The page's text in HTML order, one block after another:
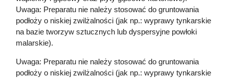
Uwaga: Preparatu nie należy stosować do gruntowania
podłoży o niskiej zwilżalności (jak np.: wyprawy tynkarskie
na bazie tworzyw sztucznych lub dyspersyjne powłoki
malarskie).
Uwaga: Preparatu nie należy stosować do gruntowania
podłoży o niskiej zwilżalności (jak np.: wyprawy tynkarskie